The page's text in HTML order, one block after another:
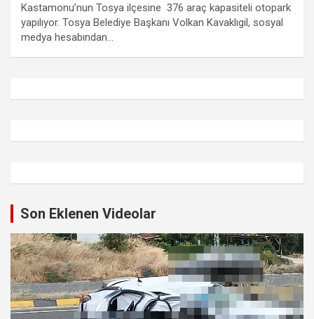
Kastamonu’nun Tosya ilçesine 376 araç kapasiteli otopark
yapılıyor. Tosya Belediye Başkanı Volkan Kavaklıgil, sosyal
medya hesabından…
Son Eklenen Videolar